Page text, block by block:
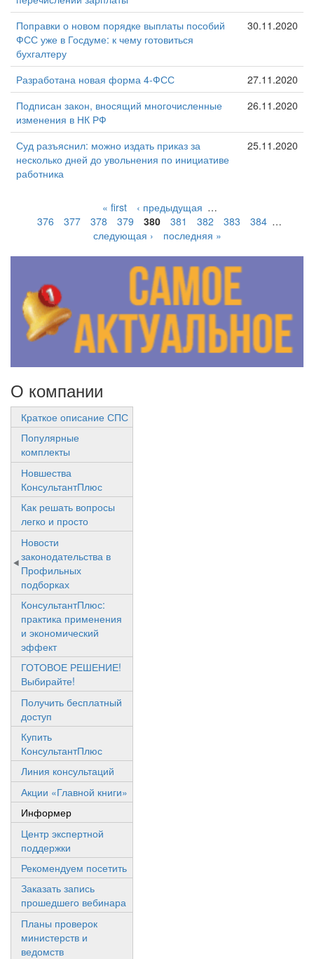
Поправки о новом порядке выплаты пособий
ФСС уже в Госдуме: к чему готовиться
бухгалтеру
30.11.2020
Разработана новая форма 4-ФСС
27.11.2020
Подписан закон, вносящий многочисленные
изменения в НК РФ
26.11.2020
Суд разъяснил: можно издать приказ за
несколько дней до увольнения по инициативе
работника
25.11.2020
« first ‹ предыдущая …
376
377 378 379 380 381 382 383 384 …
следующая ›
последняя »
О компании
Краткое описание СПС
Популярные
комплекты
Новшества
КонсультантПлюс
Как решать вопросы
легко и просто
Новости
законодательства в
Профильных
подборках
КонсультантПлюс:
практика применения
и экономический
эффект
ГОТОВОЕ РЕШЕНИЕ!
Выбирайте!
Получить бесплатный
доступ
Купить
КонсультантПлюс
Линия консультаций
Акции «Главной книги»
Информер
Центр экспертной
поддержки
Рекомендуем посетить
Заказать запись
прошедшего вебинара
Планы проверок
министерств и
ведомств